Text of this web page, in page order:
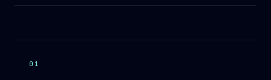
01